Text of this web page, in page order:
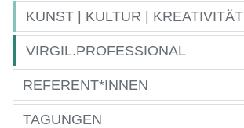
KUNST | KULTUR | KREATIVITÄT
VIRGIL.PROFESSIONAL
REFERENT*INNEN
TAGUNGEN